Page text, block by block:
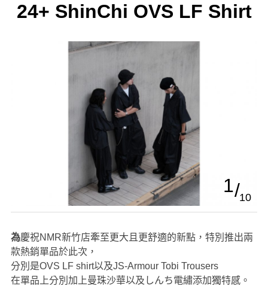
24+ ShinChi OVS LF Shirt
1
10
為慶祝NMR新竹店牽至更大且更舒適的新點，特別推出兩
款熱銷單品於此次，
分別是OVS LF shirt以及JS-Armour Tobi Trousers
在單品上分別加上曼珠沙華以及しんち電繡添加獨特感。